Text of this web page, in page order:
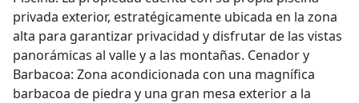
privada exterior, estratégicamente ubicada en la zona
alta para garantizar privacidad y disfrutar de las vistas
panorámicas al valle y a las montañas. Cenador y
Barbacoa: Zona acondicionada con una magnífica
barbacoa de piedra y una gran mesa exterior a la